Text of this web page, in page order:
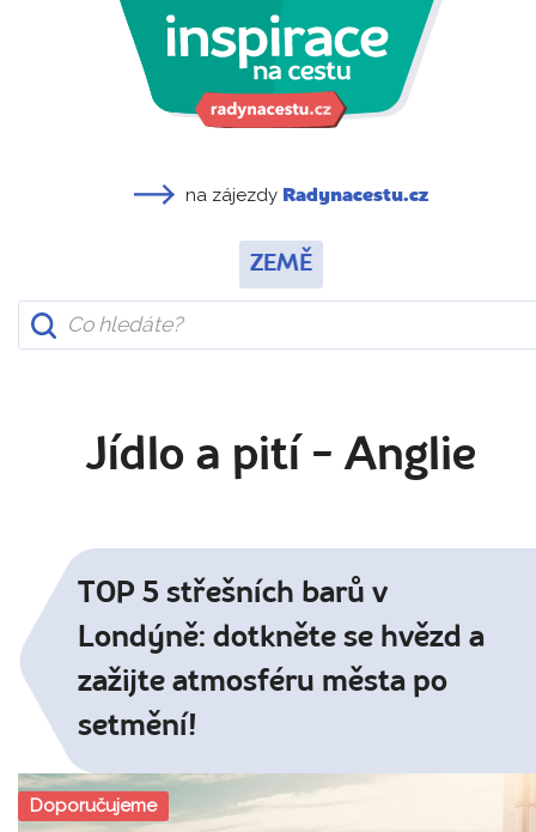
na zájezdy Radynacestu.cz
ZEMĚ
Jídlo a pití - Anglie
TOP 5 střešních barů v
Londýně: dotkněte se hvězd a
zažijte atmosféru města po
setmění!
Doporučujeme